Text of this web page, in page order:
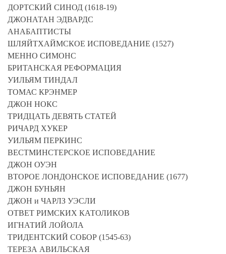
ДОРТСКИЙ СИНОД (1618-19)
ДЖОНАТАН ЭДВАРДС
АНАБАПТИСТЫ
ШЛЯЙТХАЙМСКОЕ ИСПОВЕДАНИЕ (1527)
МЕННО СИМОНС
БРИТАНСКАЯ РЕФОРМАЦИЯ
УИЛЬЯМ ТИНДАЛ
ТОМАС КРЭНМЕР
ДЖОН НОКС
ТРИДЦАТЬ ДЕВЯТЬ СТАТЕЙ
РИЧАРД ХУКЕР
УИЛЬЯМ ПЕРКИНС
ВЕСТМИНСТЕРСКОЕ ИСПОВЕДАНИЕ
ДЖОН ОУЭН
ВТОРОЕ ЛОНДОНСКОЕ ИСПОВЕДАНИЕ (1677)
ДЖОН БУНЬЯН
ДЖОН и ЧАРЛЗ УЭСЛИ
ОТВЕТ РИМСКИХ КАТОЛИКОВ
ИГНАТИЙ ЛОЙОЛА
ТРИДЕНТСКИЙ СОБОР (1545-63)
ТЕРЕЗА АВИЛЬСКАЯ